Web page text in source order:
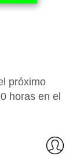
próximo
horas en el